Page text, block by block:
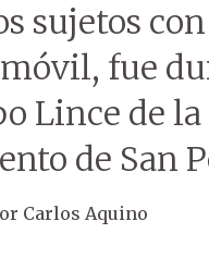
sujetos
fue
Lince de la
de San
Carlos Aquino